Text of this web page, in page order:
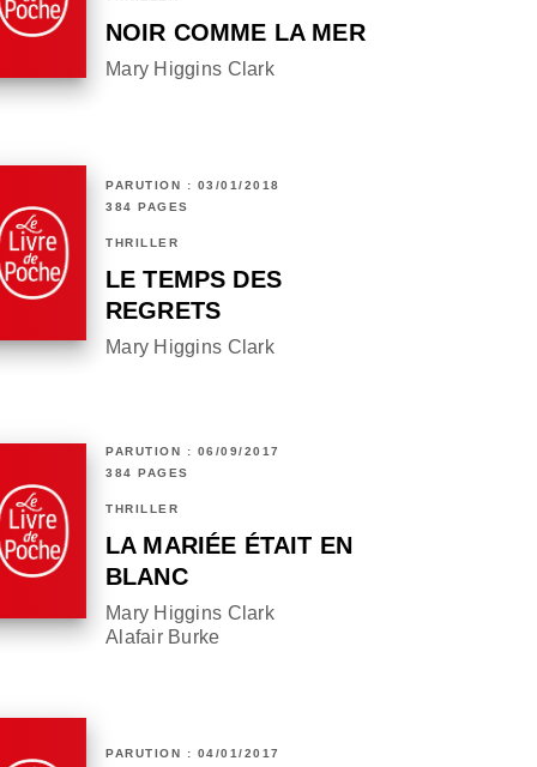
NOIR COMME LA MER
Mary Higgins Clark
PARUTION : 03/01/2018
384 PAGES
THRILLER
LE TEMPS DES
REGRETS
Mary Higgins Clark
PARUTION : 06/09/2017
384 PAGES
THRILLER
LA MARIÉE ÉTAIT EN
BLANC
Mary Higgins Clark
Alafair Burke
PARUTION : 04/01/2017